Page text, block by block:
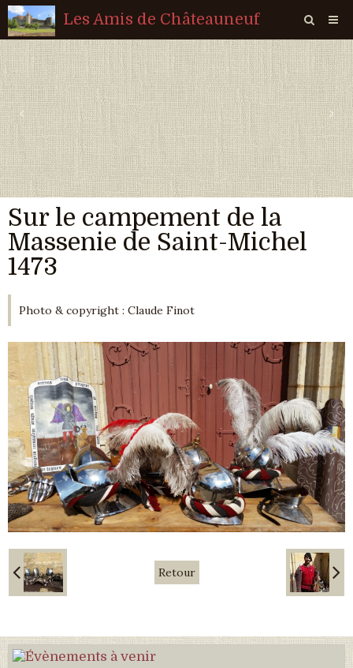
Les Amis de Châteauneuf
Page d'accueil
Livre d'or
Agenda
Quiz
Vidéos
Album
Contact
Sondages
‹ ›
Sur le campement de la
Massenie de Saint-Michel
1473
Photo & copyright : Claude Finot
Retour